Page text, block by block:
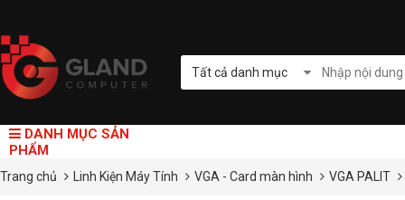
Tất cả danh mục
DANH MỤC SẢN
PHẨM
Trang chủ Linh Kiện Máy Tính VGA - Card màn hình VGA PALIT